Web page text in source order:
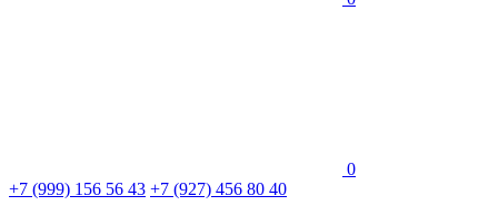
0
+7 (999) 156 56 43 +7 (927) 456 80 40